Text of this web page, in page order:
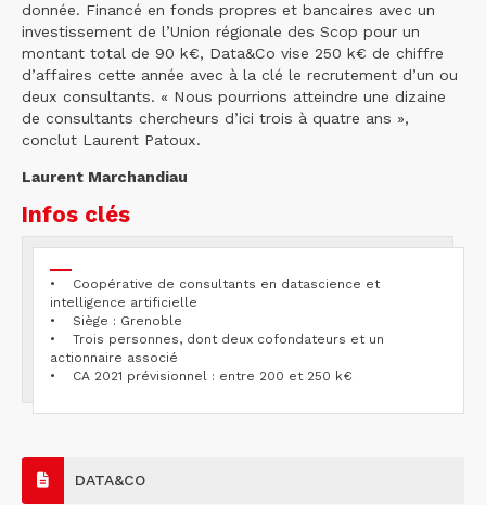
donnée. Financé en fonds propres et bancaires avec un
investissement de l’Union régionale des Scop pour un
montant total de 90 k€, Data&Co vise 250 k€ de chiffre
d’affaires cette année avec à la clé le recrutement d’un ou
deux consultants. « Nous pourrions atteindre une dizaine
de consultants chercheurs d’ici trois à quatre ans »,
conclut Laurent Patoux.
Laurent Marchandiau
Infos clés
• Coopérative de consultants en datascience et
intelligence artificielle
• Siège : Grenoble
• Trois personnes, dont deux cofondateurs et un
actionnaire associé
• CA 2021 prévisionnel : entre 200 et 250 k€
DATA&CO